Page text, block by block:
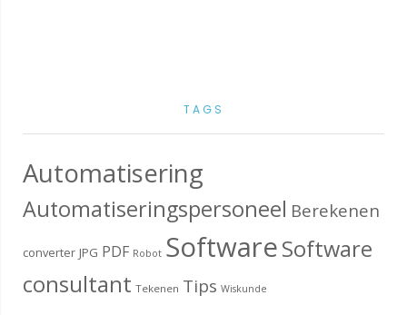
TAGS
Automatisering
Automatiseringspersoneel Berekenen
converter JPG PDF Robot SoftwareSoftware
consultant Tekenen Tips Wiskunde